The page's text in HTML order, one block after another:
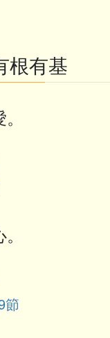
根有基
節